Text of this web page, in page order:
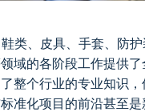
类、皮具、手套、防护
域的各阶段工作提供
整个行业的专业知识
准化项目的前沿甚至是